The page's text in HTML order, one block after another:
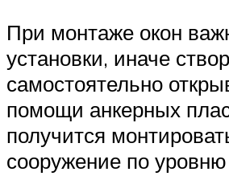
При монтаже окон
установки, иначе
самостоятельно
помощи анкерных
получится
сооружение по